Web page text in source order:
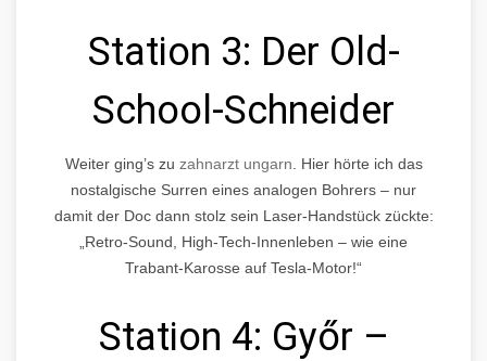
Station 3: Der Old-
School-Schneider
Weiter ging’s zu zahnarzt ungarn . Hier hörte ich das
nostalgische Surren eines analogen Bohrers – nur
damit der Doc dann stolz sein Laser-Handstück zückte:
„Retro-Sound, High-Tech-Innenleben – wie eine
Trabant-Karosse auf Tesla-Motor!“
Station 4: Győr –